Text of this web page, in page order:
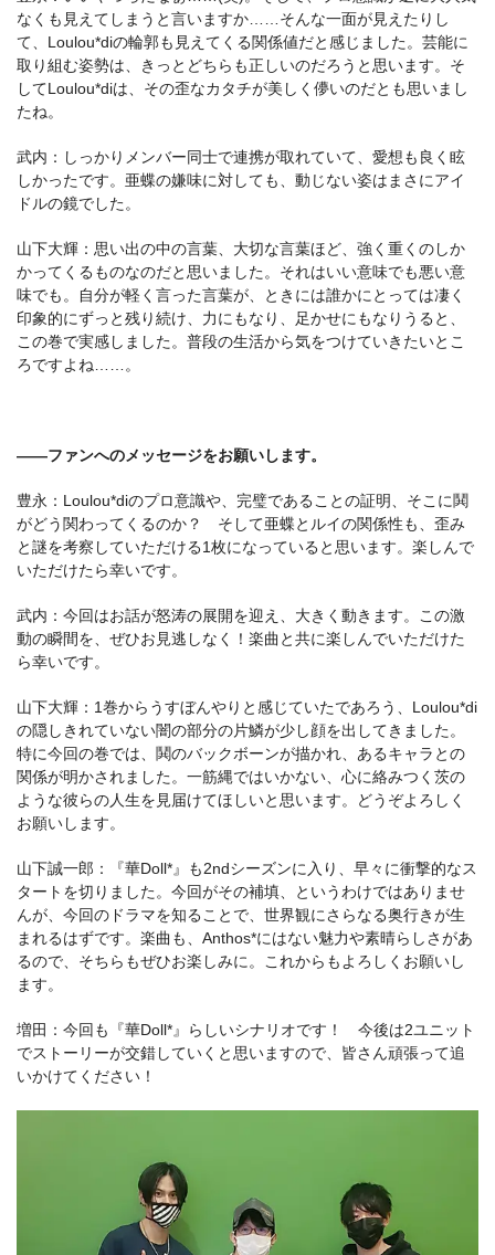
なくも見えてしまうと言いますか……そんな一面が見えたりし
て、Loulou*diの輪郭も見えてくる関係値だと感じました。芸能に
取り組む姿勢は、きっとどちらも正しいのだろうと思います。そ
してLoulou*diは、その歪なカタチが美しく儚いのだとも思いまし
たね。
武内：しっかりメンバー同士で連携が取れていて、愛想も良く眩
しかったです。亜蝶の嫌味に対しても、動じない姿はまさにアイ
ドルの鏡でした。
山下大輝：思い出の中の言葉、大切な言葉ほど、強く重くのしか
かってくるものなのだと思いました。それはいい意味でも悪い意
味でも。自分が軽く言った言葉が、ときには誰かにとっては凄く
印象的にずっと残り続け、力にもなり、足かせにもなりうると、
この巻で実感しました。普段の生活から気をつけていきたいとこ
ろですよね……。
――ファンへのメッセージをお願いします。
豊永：Loulou*diのプロ意識や、完璧であることの証明、そこに鬨
がどう関わってくるのか？ そして亜蝶とルイの関係性も、歪み
と謎を考察していただける1枚になっていると思います。楽しんで
いただけたら幸いです。
武内：今回はお話が怒涛の展開を迎え、大きく動きます。この激
動の瞬間を、ぜひお見逃しなく！楽曲と共に楽しんでいただけた
ら幸いです。
山下大輝：1巻からうすぼんやりと感じていたであろう、Loulou*di
の隠しきれていない闇の部分の片鱗が少し顔を出してきました。
特に今回の巻では、鬨のバックボーンが描かれ、あるキャラとの
関係が明かされました。一筋縄ではいかない、心に絡みつく茨の
ような彼らの人生を見届けてほしいと思います。どうぞよろしく
お願いします。
山下誠一郎：『華Doll*』も2ndシーズンに入り、早々に衝撃的なス
タートを切りました。今回がその補填、というわけではありませ
んが、今回のドラマを知ることで、世界観にさらなる奥行きが生
まれるはずです。楽曲も、Anthos*にはない魅力や素晴らしさがあ
るので、そちらもぜひお楽しみに。これからもよろしくお願いし
ます。
増田：今回も『華Doll*』らしいシナリオです！ 今後は2ユニット
でストーリーが交錯していくと思いますので、皆さん頑張って追
いかけてください！